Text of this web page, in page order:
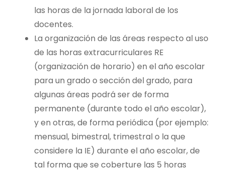
las horas de la jornada laboral de los
docentes.
La organización de las áreas respecto al uso
de las horas extracurriculares RE
(organización de horario) en el año escolar
para un grado o sección del grado, para
algunas áreas podrá ser de forma
permanente (durante todo el año escolar),
y en otras, de forma periódica (por ejemplo:
mensual, bimestral, trimestral o la que
considere la IE) durante el año escolar, de
tal forma que se coberture las 5 horas